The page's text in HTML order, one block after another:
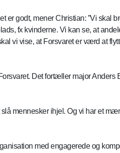
godt, mener Christian: ”Vi skal
fx kvinderne. Vi kan se, at
vi vise, at Forsvaret er værd at
Det fortæller major
mennesker ihjel. Og vi har et
med engagerede og